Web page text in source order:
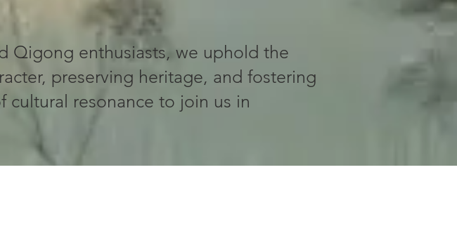
Qigong enthusiasts, we uphold the
preserving heritage, and fostering
cultural resonance to join us in